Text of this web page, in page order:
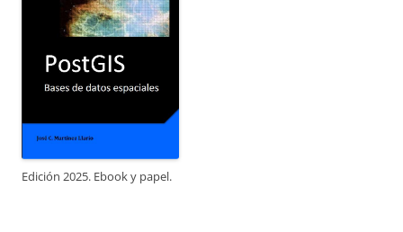
Edición 2025. Ebook y papel.